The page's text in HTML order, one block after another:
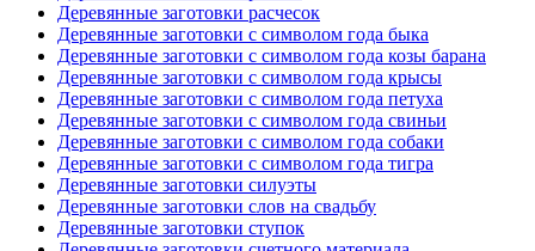
Деревянные заготовки расчесок
Деревянные заготовки с символом года быка
Деревянные заготовки с символом года козы барана
Деревянные заготовки с символом года крысы
Деревянные заготовки с символом года петуха
Деревянные заготовки с символом года свиньи
Деревянные заготовки с символом года собаки
Деревянные заготовки с символом года тигра
Деревянные заготовки силуэты
Деревянные заготовки слов на свадьбу
Деревянные заготовки ступок